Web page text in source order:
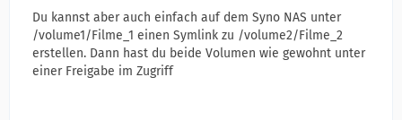
Du kannst aber auch einfach auf dem Syno NAS unter
/volume1/Filme_1 einen Symlink zu /volume2/Filme_2
erstellen. Dann hast du beide Volumen wie gewohnt unter
einer Freigabe im Zugriff